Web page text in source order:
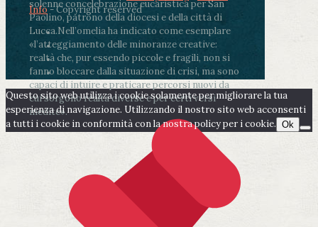
solenne concelebrazione eucaristica per San
Paolino, patrono della diocesi e della città di
Lucca.Nell’omelia ha indicato come esemplare
«l’atteggiamento delle minoranze creative:
realtà che, pur essendo piccole e fragili, non si
fanno bloccare dalla situazione di crisi, ma sono
capaci di intuire e praticare percorsi nuovi da
cui sorgono realtà diverse e per certi versi
inedite».
Info- Copyright reserved
Questo sito web utilizza i cookie solamente per migliorare la tua
esperienza di navigazione. Utilizzando il nostro sito web acconsenti
a tutti i cookie in conformità con la nostra policy per i cookie. Ok